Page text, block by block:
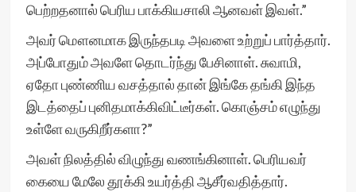
பெற்றதனால் பெரிய பாக்கியசாலி ஆனவள் இவள்.”
அவர் மௌனமாக இருந்தபடி அவளை உற்றுப் பார்த்தார்.
அப்போதும் அவளே தொடர்ந்து பேசினாள். சுவாமி,
ஏதோ புண்ணிய வசத்தால் தான் இங்கே தங்கி இந்த
இடத்தைப் புனிதமாக்கிவிட்டீர்கள். கொஞ்சம் எழுந்து
உள்ளே வருகிறீர்களா?”
அவள் நிலத்தில் விழுந்து வணங்கினாள். பெரியவர்
கையை மேலே தூக்கி உயர்த்தி ஆசீர்வதித்தார்.